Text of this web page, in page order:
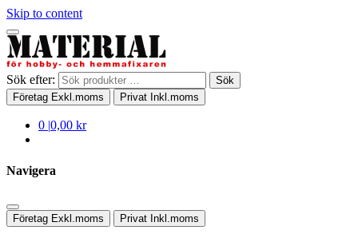
Skip to content
Sök efter:
Sök
Företag Exkl.moms Privat Inkl.moms
0 |0,00 kr
Navigera
Företag Exkl.moms Privat Inkl.moms